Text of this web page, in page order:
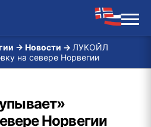
→ Новости → ЛУКОЙЛ
на севере Норвегии
Норвегии